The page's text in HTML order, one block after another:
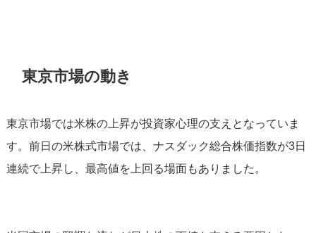
東京市場の動き
東京市場では米株の上昇が投資家心理の支えとなっていま
す。前日の米株式市場では、ナスダック総合株価指数が3日
連続で上昇し、最高値を上回る場面もありました。